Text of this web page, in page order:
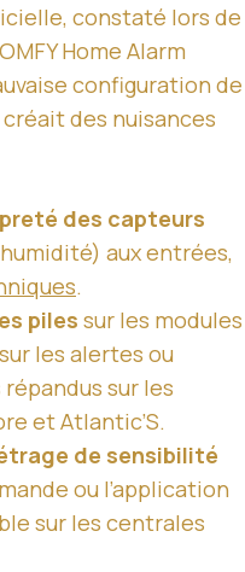
constaté lors de
Home Alarm
configuration de
des nuisances
des capteurs
aux entrées,
.
piles sur les modules
les alertes ou
sur les
et Atlantic’S.
de sensibilité
ou l’application
sur les centrales